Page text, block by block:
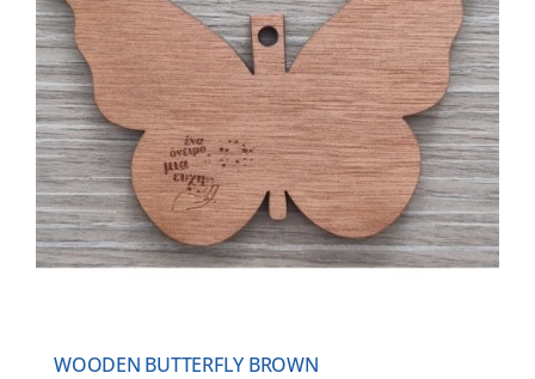
WOODEN BUTTERFLY BROWN